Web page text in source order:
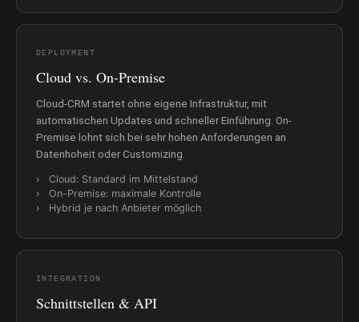
DEPLOYMENT
Cloud vs. On-Premise
Cloud-CRM startet ohne eigene Infrastruktur, mit
automatischen Updates und schneller Einführung. On-
Premise lohnt sich bei sehr hohen Anforderungen an
Datenhoheit oder Customizing.
Cloud: Standard im Mittelstand
On-Premise: maximale Kontrolle
Hybrid je nach Anbieter möglich
INTEGRATION
Schnittstellen & API